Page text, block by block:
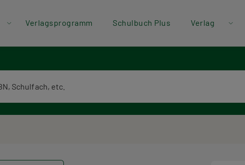
Verlagsprogramm Schulbuch Plus Verlag